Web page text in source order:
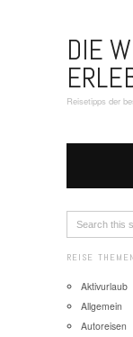
DIE
Reisetipps der
REISE THEMEN
Aktivurlaub
Allgemein
Autoreisen